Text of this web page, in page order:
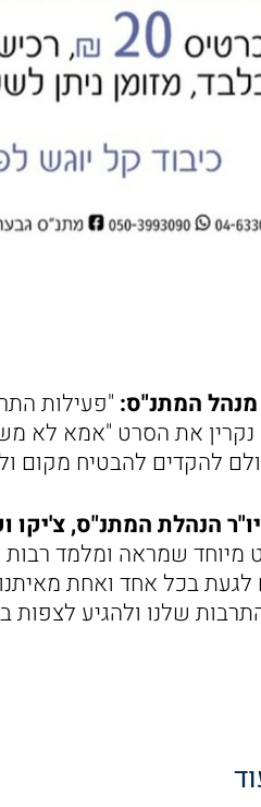
מנהל המתנ"ס: "פעילות
נקרין את הסרט "אמא לא
להקדים להבטיח מקום
הנהלת המתנ"ס, צ'יקו
מיוחד שמראה ומלמד רבות
לגעת בכל אחד ואחת
שלנו ולהגיע לצפות